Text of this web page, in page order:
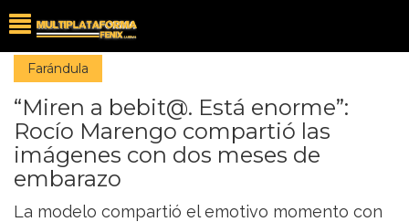
Farándula
“Miren a bebit@. Está enorme”:
Rocío Marengo compartió las
imágenes con dos meses de
embarazo
La modelo compartió el emotivo momento con